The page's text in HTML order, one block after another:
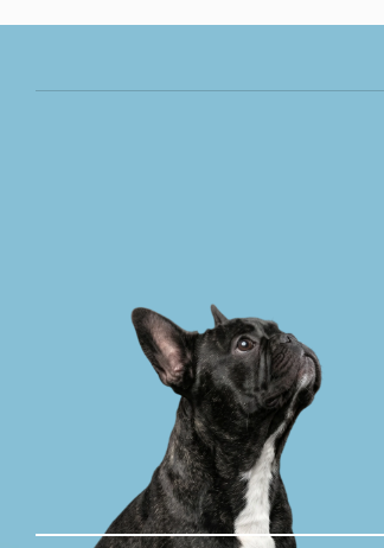
SERVICIOS NOSOTROS CONTACTO